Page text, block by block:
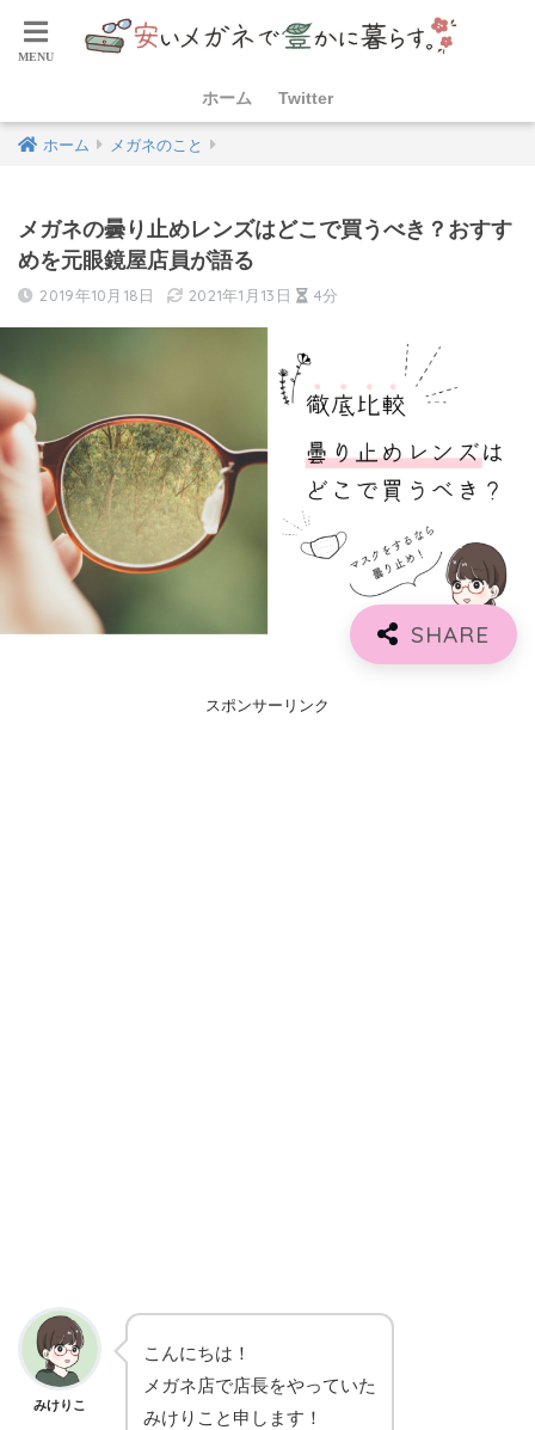
ホーム Twitter
ホーム メガネのこと
メガネの曇り止めレンズはどこで買うべき？おすす
めを元眼鏡屋店員が語る
2019年10月18日 2021年1月13日 4分
スポンサーリンク
みけりこ
こんにちは！
メガネ店で店長をやっていた
みけりこと申します！